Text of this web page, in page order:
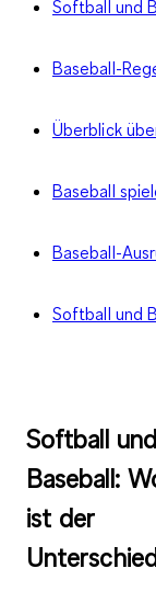
Softball und
Baseball-
Überblick
Baseball
Baseball-
Softball und
Softball und
Baseball:
ist der